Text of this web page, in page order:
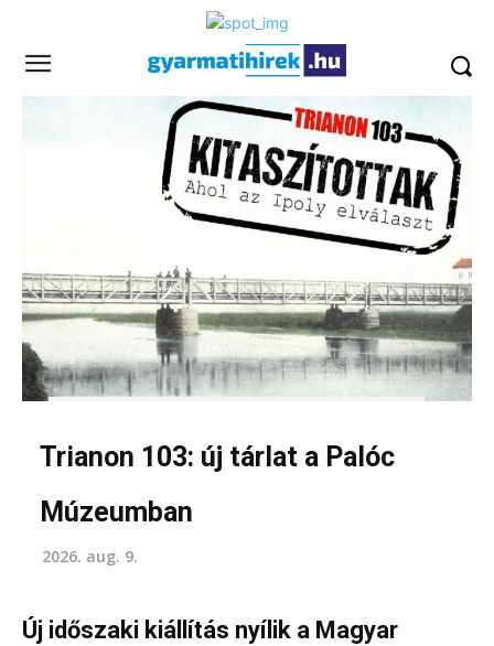
Trianon 103: új tárlat a Palóc
Múzeumban
2026. aug. 9.
Új időszaki kiállítás nyílik a Magyar